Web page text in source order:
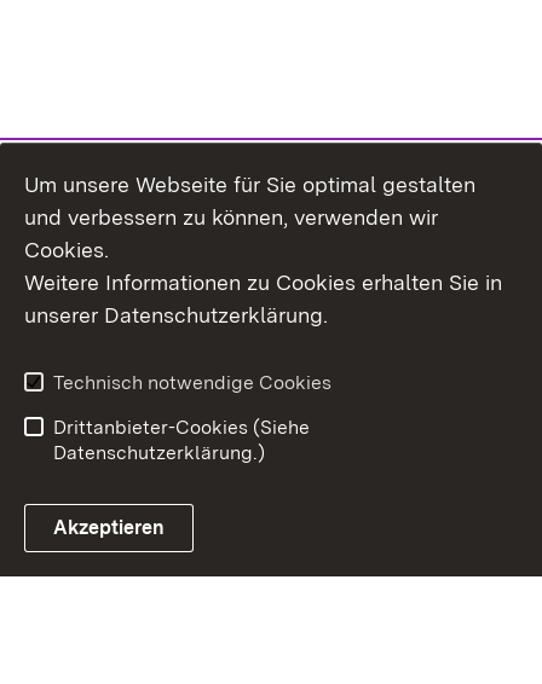
Erklärung zur
Benutzungshinweise
Um unsere Webseite für Sie optimal gestalten
und verbessern zu können, verwenden wir
Cookies.
Weitere Informationen zu Cookies erhalten Sie in
unserer Datenschutzerklärung.
Technisch notwendige Cookies
Drittanbieter-Cookies (Siehe
Datenschutzerklärung.)
Akzeptieren